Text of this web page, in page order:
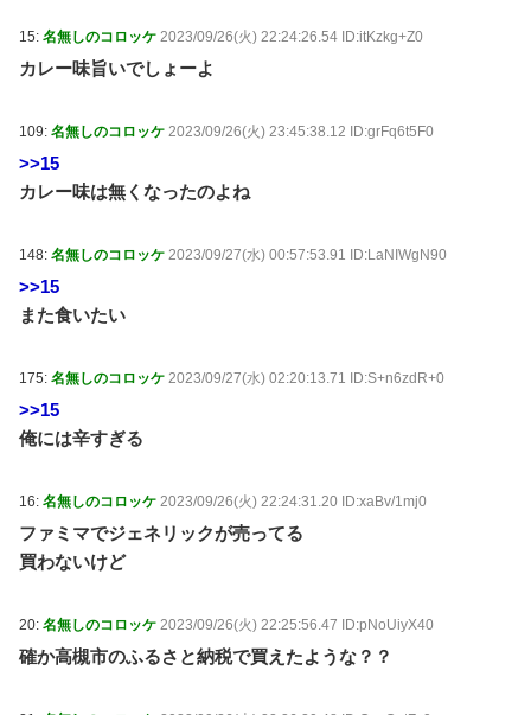
15: 名無しのコロッケ 2023/09/26(火) 22:24:26.54 ID:itKzkg+Z0
カレー味旨いでしょーよ
109: 名無しのコロッケ 2023/09/26(火) 23:45:38.12 ID:grFq6t5F0
>>15
カレー味は無くなったのよね
148: 名無しのコロッケ 2023/09/27(水) 00:57:53.91 ID:LaNIWgN90
>>15
また食いたい
175: 名無しのコロッケ 2023/09/27(水) 02:20:13.71 ID:S+n6zdR+0
>>15
俺には辛すぎる
16: 名無しのコロッケ 2023/09/26(火) 22:24:31.20 ID:xaBv/1mj0
ファミマでジェネリックが売ってる
買わないけど
20: 名無しのコロッケ 2023/09/26(火) 22:25:56.47 ID:pNoUiyX40
確か高槻市のふるさと納税で買えたような？？